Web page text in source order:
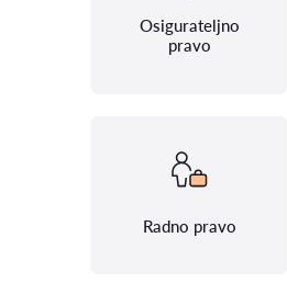
Osigurateljno
pravo
Radno pravo